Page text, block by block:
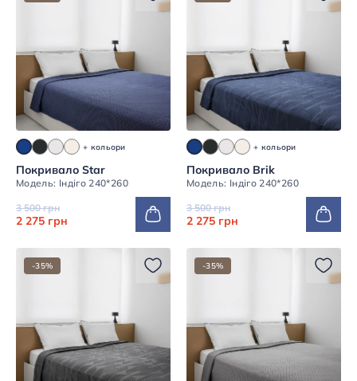
+ кольори
Покривало Star
Модель: Індіго 240*260
3 500 грн
2 275 грн
+ кольори
Покривало Brik
Модель: Індіго 240*260
3 500 грн
2 275 грн
-35% -35%